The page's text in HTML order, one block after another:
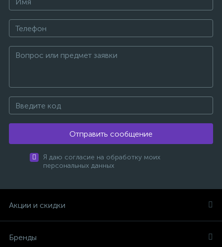
Отправить сообщение
Я даю согласие на обработку моих
персональных данных
Акции и скидки
Бренды